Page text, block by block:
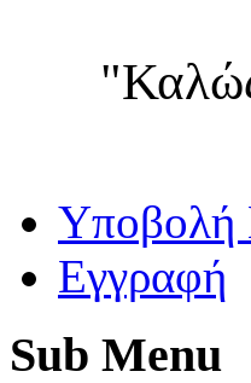
Yποβολή
Εγγραφή
Sub Menu